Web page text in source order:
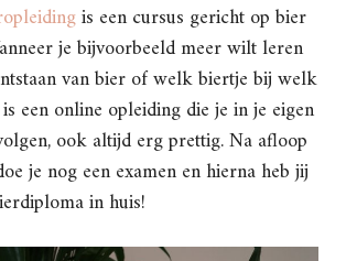
is een cursus gericht op bier
je bijvoorbeeld meer wilt leren
van bier of welk biertje bij welk
een online opleiding die je in je eigen
ook altijd erg prettig. Na afloop
je nog een examen en hierna heb jij
in huis!